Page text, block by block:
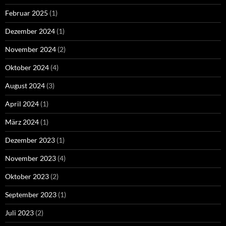
Februar 2025 (1)
Dezember 2024 (1)
November 2024 (2)
Oktober 2024 (4)
August 2024 (3)
April 2024 (1)
März 2024 (1)
Dezember 2023 (1)
November 2023 (4)
Oktober 2023 (2)
September 2023 (1)
Juli 2023 (2)